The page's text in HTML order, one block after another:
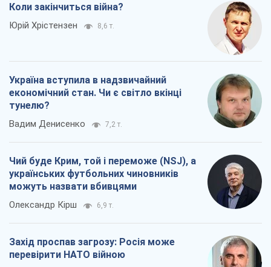
Коли закінчиться війна?
Юрій Хрістензен 8,6 т.
Україна вступила в надзвичайний
економічний стан. Чи є світло вкінці
тунелю?
Вадим Денисенко 7,2 т.
Чий буде Крим, той і переможе (NSJ), а
українських футбольних чиновників
можуть назвати вбивцями
Олександр Кірш 6,9 т.
Захід проспав загрозу: Росія може
перевірити НАТО війною